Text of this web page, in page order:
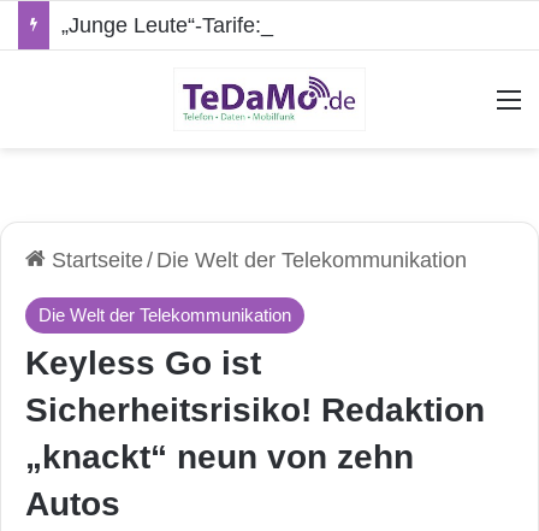
Startseite/ Die Welt der Telekommunikation
Die Welt der Telekommunikation
Keyless Go ist
Sicherheitsrisiko! Redaktion
„knackt“ neun von zehn
Autos